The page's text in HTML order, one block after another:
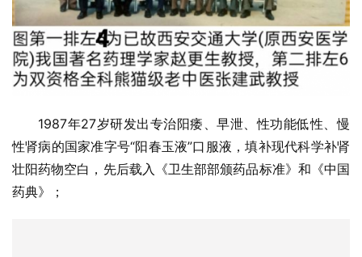
1987年27岁研发出专治阳痿、早泄、性功能低性、慢
性肾病的国家准字号“阳春玉液”口服液，填补现代科学补肾
壮阳药物空白，先后载入《卫生部部颁药品标准》和《中国
药典》；